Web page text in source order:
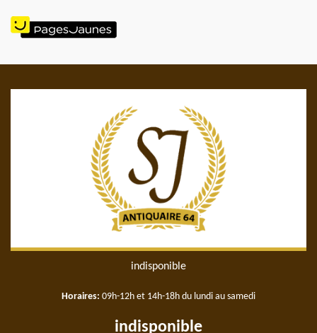
indisponible
Horaires: 09h-12h et 14h-18h du lundi au samedi
indisponible